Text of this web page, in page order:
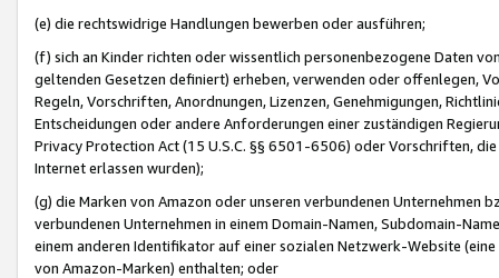
(e) die rechtswidrige Handlungen bewerben oder ausführen;
(f) sich an Kinder richten oder wissentlich personenbezogene Daten
geltenden Gesetzen definiert) erheben, verwenden oder offenlegen,
Regeln, Vorschriften, Anordnungen, Lizenzen, Genehmigungen,
Entscheidungen oder andere Anforderungen einer zuständigen
Privacy Protection Act (15 U.S.C. §§ 6501-6506) oder Vorschriften,
Internet erlassen wurden);
(g) die Marken von Amazon oder unseren verbundenen Unternehmen
verbundenen Unternehmen in einem Domain-Namen, Subdomain-
einem anderen Identifikator auf einer sozialen Netzwerk-Website
von Amazon-Marken) enthalten; oder